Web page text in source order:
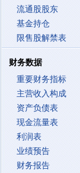
流通股股东
基金持仓
限售股解禁表
财务数据
重要财务指标
主营收入构成
资产负债表
现金流量表
利润表
业绩预告
财务报告